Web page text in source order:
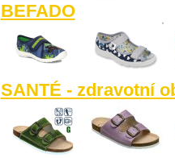
BEFADO
SANTÉ - zdravotní